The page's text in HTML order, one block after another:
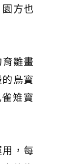
方也
雛畫
鳥寶
雉寶
，每